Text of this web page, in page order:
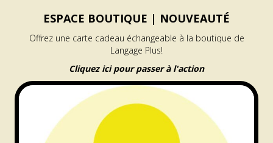
ESPACE BOUTIQUE | NOUVEAUTÉ
Offrez une carte cadeau échangeable à la boutique de
Langage Plus!
Cliquez ici pour passer à l'action